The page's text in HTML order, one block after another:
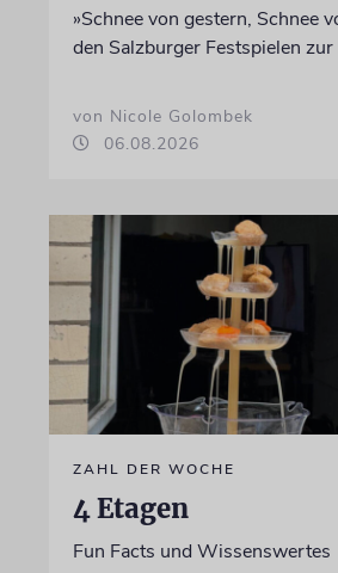
»Schnee von gestern, Schnee
den Salzburger Festspielen
von Nicole Golombek
06.08.2026
ZAHL DER WOCHE
4 Etagen
Fun Facts und Wissenswertes